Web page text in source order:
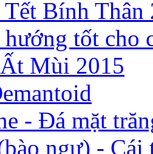
Tết Bính Thân
tốt cho
Mùi 2015
- Đá mặt
ngư) - Cái